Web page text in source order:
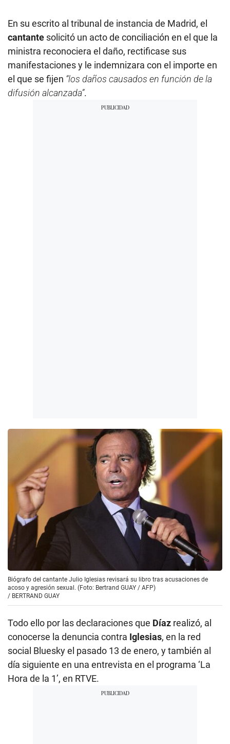
En su escrito al tribunal de instancia de Madrid, el
cantante solicitó un acto de conciliación en el que la
ministra reconociera el daño, rectificase sus
manifestaciones y le indemnizara con el importe en
el que se fijen “los daños causados en función de la
difusión alcanzada”.
Biógrafo del cantante Julio Iglesias revisará su libro tras acusaciones de
acoso y agresión sexual. (Foto: Bertrand GUAY / AFP)
/ BERTRAND GUAY
Todo ello por las declaraciones que Díaz realizó, al
conocerse la denuncia contra Iglesias, en la red
social Bluesky el pasado 13 de enero, y también al
día siguiente en una entrevista en el programa ‘La
Hora de la 1’, en RTVE.